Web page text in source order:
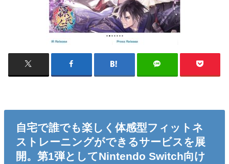
自宅で誰でも楽しく体感型フィットネ
ストレーニングができるサービスを展
開。第1弾としてNintendo Switch向け